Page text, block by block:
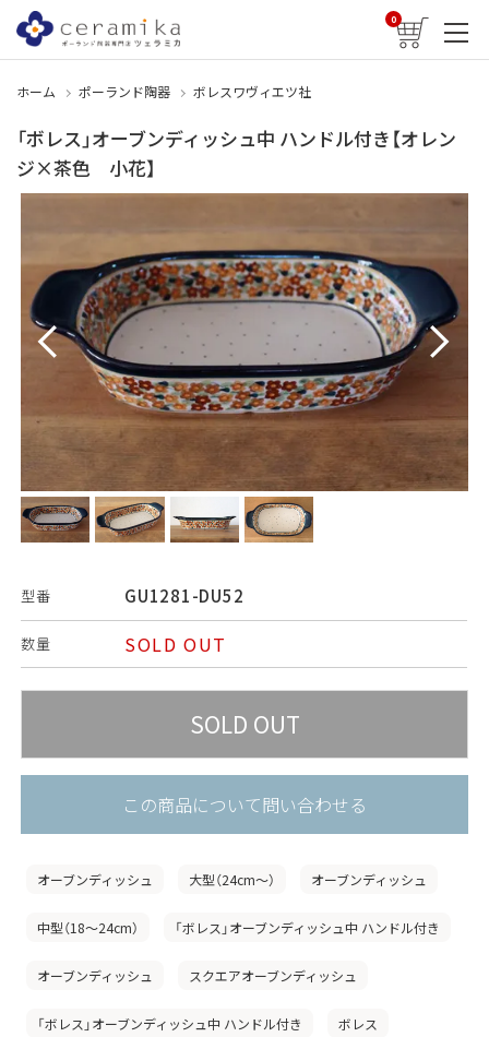
0
ホーム ポーランド陶器 ボレスワヴィエツ社
「ボレス」オーブンディッシュ中 ハンドル付き【オレン
ジ×茶色 小花】
型番 GU1281-DU52
数量 SOLD OUT
この商品について問い合わせる
オーブンディッシュ 大型（24cm〜） オーブンディッシュ
中型（18〜24cm） 「ボレス」オーブンディッシュ中 ハンドル付き
オーブンディッシュ スクエアオーブンディッシュ
「ボレス」オーブンディッシュ中 ハンドル付き ボレス